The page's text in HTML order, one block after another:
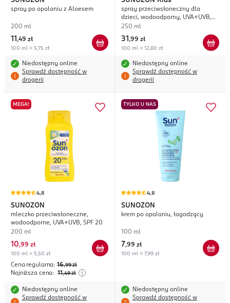
spray po opalaniu z Aloesem
200 ml
11 ,49 zł
100 ml = 5,75 zł
Niedostępny online
Sprawdź dostępność w
drogerii
spray przeciwsłoneczny dla
dzieci, wodoodporny, UVA+UVB,
SPF 50;
250 ml
31 ,99 zł
100 ml = 12,80 zł
Niedostępny online
Sprawdź dostępność w
drogerii
MEGA!
4,8
SUNOZON
mleczko przeciwsłoneczne,
wodoodporne, UVA+UVB, SPF 20
200 ml
10,99 zł
100 ml = 5,50 zł
Cena regularna: 16,99 zł
Najniższa cena: 11,49 zł
Niedostępny online
Sprawdź dostępność w
TYLKO U NAS
4,8
SUNOZON
krem po opalaniu, łagodzący
100 ml
7,99 zł
100 ml = 7,99 zł
Niedostępny online
Sprawdź dostępność w